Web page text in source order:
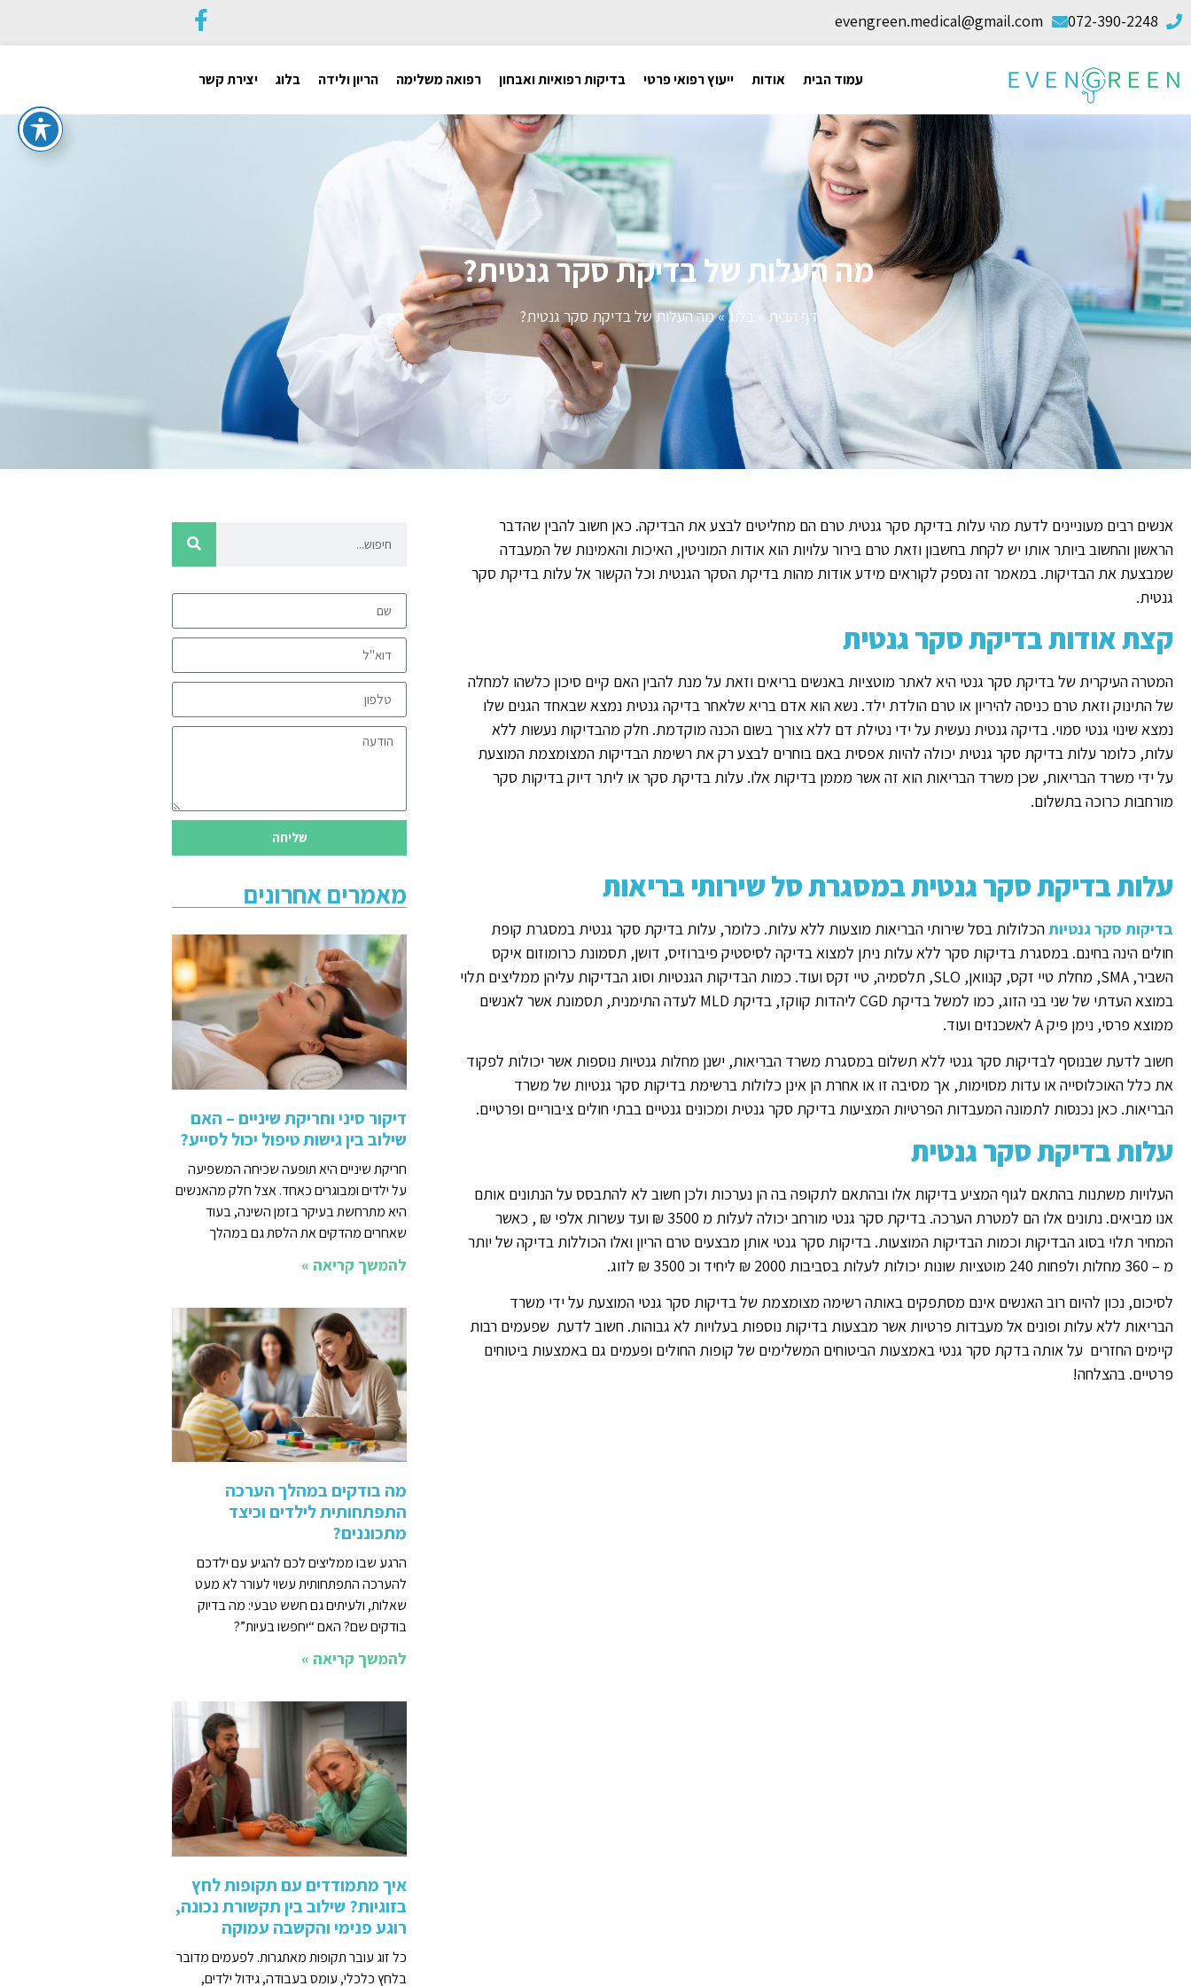
072-390-2248
evengreen.medical@gmail.com
עמוד הבית אודות ייעוץ רפואי פרטי בדיקות רפואיות ואבחון רפואה משלימה הריון ולידה בלוג יצירת קשר
מה העלות של בדיקת סקר גנטית?
דף הבית» בלוג»מה העלות של בדיקת סקר גנטית?
אנשים רבים מעוניינים לדעת מהי עלות בדיקת סקר גנטית טרם הם מחליטים לבצע את הבדיקה. כאן חשוב להבין שהדבר
הראשון והחשוב ביותר אותו יש לקחת בחשבון וזאת טרם בירור עלויות הוא אודות המוניטין, האיכות והאמינות של המעבדה
שמבצעת את הבדיקות. במאמר זה נספק לקוראים מידע אודות מהות בדיקת הסקר הגנטית וכל הקשור אל עלות בדיקת סקר
גנטית.
קצת אודות בדיקת סקר גנטית
המטרה העיקרית של בדיקת סקר גנטי היא לאתר מוטציות באנשים בריאים וזאת על מנת להבין האם קיים סיכון כלשהו למחלה
של התינוק וזאת טרם כניסה להיריון או טרם הולדת ילד. נשא הוא אדם בריא שלאחר בדיקה גנטית נמצא שבאחד הגנים שלו
נמצא שינוי גנטי סמוי. בדיקה גנטית נעשית על ידי נטילת דם ללא צורך בשום הכנה מוקדמת. חלק מהבדיקות נעשות ללא
עלות, כלומר עלות בדיקת סקר גנטית יכולה להיות אפסית באם בוחרים לבצע רק את רשימת הבדיקות המצומצמת המוצעת
על ידי משרד הבריאות, שכן משרד הבריאות הוא זה אשר מממן בדיקות אלו. עלות בדיקת סקר או ליתר דיוק בדיקות סקר
מורחבות כרוכה בתשלום.
עלות בדיקת סקר גנטית במסגרת סל שירותי בריאות
בדיקות סקר גנטיותהכלולות בסל שירותי הבריאות מוצעות ללא עלות. כלומר, עלות בדיקת סקר גנטית במסגרת קופת
חולים הינה בחינם. במסגרת בדיקות סקר ללא עלות ניתן למצוא בדיקה לסיסטיק פיברוזיס, דושן, תסמונת כרומוזום איקס
השביר, SMA, מחלת טיי זקס, קנוואן, SLO, תלסמיה, טיי זקס ועוד. כמות הבדיקות הגנטיות וסוג הבדיקות עליהן ממליצים תלוי
במוצא העדתי של שני בני הזוג, כמו למשל בדיקת CGD ליהדות קווקז, בדיקת MLD לעדה התימנית, תסמונת אשר לאנשים
ממוצא פרסי, נימן פיק A לאשכנזים ועוד.
חשוב לדעת שבנוסף לבדיקות סקר גנטי ללא תשלום במסגרת משרד הבריאות, ישנן מחלות גנטיות נוספות אשר יכולות לפקוד
את כלל האוכלוסייה או עדות מסוימות, אך מסיבה זו או אחרת הן אינן כלולות ברשימת בדיקות סקר גנטיות של משרד
הבריאות. כאן נכנסות לתמונה המעבדות הפרטיות המציעות בדיקת סקר גנטית ומכונים גנטיים בבתי חולים ציבוריים ופרטיים.
עלות בדיקת סקר גנטית
העלויות משתנות בהתאם לגוף המציע בדיקות אלו ובהתאם לתקופה בה הן נערכות ולכן חשוב לא להתבסס על הנתונים אותם
אנו מביאים. נתונים אלו הם למטרת הערכה. בדיקת סקר גנטי מורחב יכולה לעלות מ 3500 ₪ ועד עשרות אלפי ₪ , כאשר
המחיר תלוי בסוג הבדיקות וכמות הבדיקות המוצעות. בדיקות סקר גנטי אותן מבצעים טרם הריון ואלו הכוללות בדיקה של יותר
מ – 360 מחלות ולפחות 240 מוטציות שונות יכולות לעלות בסביבות 2000 ₪ ליחיד וכ 3500 ₪ לזוג.
לסיכום, נכון להיום רוב האנשים אינם מסתפקים באותה רשימה מצומצמת של בדיקות סקר גנטי המוצעת על ידי משרד
הבריאות ללא עלות ופונים אל מעבדות פרטיות אשר מבצעות בדיקות נוספות בעלויות לא גבוהות. חשוב לדעת שפעמים רבות
קיימים החזרים על אותה בדקת סקר גנטי באמצעות הביטוחים המשלימים של קופות החולים ופעמים גם באמצעות ביטוחים
פרטיים. בהצלחה!
שליחה
מאמרים אחרונים
דיקור סיני וחריקת שיניים – האם
שילוב בין גישות טיפול יכול לסייע?
חריקת שיניים היא תופעה שכיחה המשפיעה
על ילדים ומבוגרים כאחד. אצל חלק מהאנשים
היא מתרחשת בעיקר בזמן השינה, בעוד
שאחרים מהדקים את הלסת גם במהלך
להמשך קריאה »
מה בודקים במהלך הערכה
התפתחותית לילדים וכיצד
מתכוננים?
הרגע שבו ממליצים לכם להגיע עם ילדכם
להערכה התפתחותית עשוי לעורר לא מעט
שאלות, ולעיתים גם חשש טבעי: מה בדיוק
בודקים שם? האם “יחפשו בעיות”?
להמשך קריאה »
איך מתמודדים עם תקופות לחץ
בזוגיות? שילוב בין תקשורת נכונה,
רוגע פנימי והקשבה עמוקה
כל זוג עובר תקופות מאתגרות. לפעמים מדובר
בלחץ כלכלי, עומס בעבודה, גידול ילדים,